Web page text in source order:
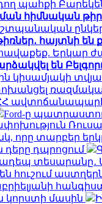
պահքի
հիմնական
հայտնի են
Երկար
են
կիսամյակի
ՀՀ
Ford-ը
որը տարբեր
դպրոցում
տեսարանը․
հուշում
կորստի մասին